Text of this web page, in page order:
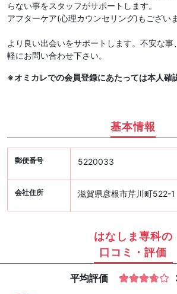
らない事をスタッフがサポートします。
アフターケア(心理カウンセリング)もございま
より良い出会いをサポートします。不安な
軽にお問い合わせ下さい。
※オミカレでの会員登録にあたっては本人確
基本情報
郵便番号 5220033
会社住所 滋賀県彦根市芹川町522-1
はなしま専科の
口コミ・評価
平均評価